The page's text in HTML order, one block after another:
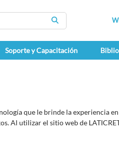
SEARCH
Soporte y Capacitación
que le brinde la experiencia
Al utilizar el sitio web de